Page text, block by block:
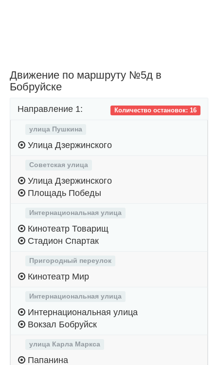
Движение по маршруту №5д в
Бобруйске
Количество остановок: 16
Направление 1:
улица Пушкина
Улица Дзержинского
Советская улица
Улица Дзержинского
Площадь Победы
Интернациональная улица
Кинотеатр Товарищ
Стадион Спартак
Пригородный переулок
Кинотеатр Мир
Интернациональная улица
Интернациональная улица
Вокзал Бобруйск
улица Карла Маркса
Папанина